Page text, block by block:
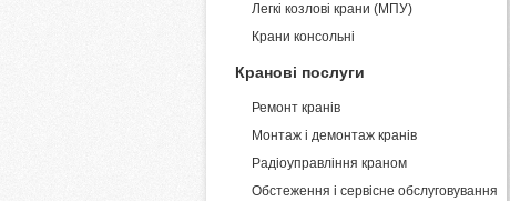
Легкі козлові крани (МПУ)
Крани консольні
Кранові послуги
Ремонт кранів
Монтаж і демонтаж кранів
Pадіоуправління краном
Обстеження і сервісне обслуговування